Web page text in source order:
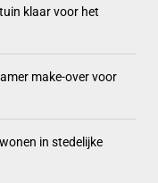
klaar voor het
make-over voor
in stedelijke